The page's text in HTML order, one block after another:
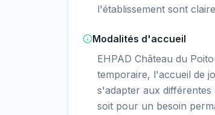
l'établissement sont
Modalités d'accueil
EHPAD Château du
temporaire, l'accueil de
s'adapter aux différentes
soit pour un besoin